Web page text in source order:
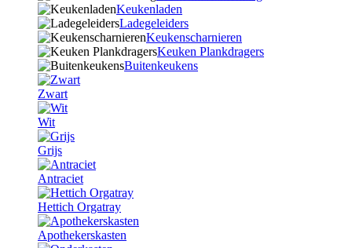
Keukenladen
Ladegeleiders
Keukenscharnieren
Keuken Plankdragers
Buitenkeukens
Zwart
Wit
Grijs
Antraciet
Hettich Orgatray
Apothekerskasten